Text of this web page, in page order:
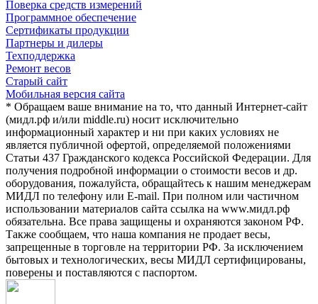
Поверка средств измерений
Программное обеспечение
Сертификаты продукции
Партнеры и дилеры
Техподдержка
Ремонт весов
Старый сайт
Мобильная версия сайта
* Обращаем ваше внимание на то, что данный Интернет-сайт
(мидл.рф и/или middle.ru) носит исключительно
информационный характер и ни при каких условиях не
является публичной офертой, определяемой положениями
Статьи 437 Гражданского кодекса Российской Федерации. Для
получения подробной информации о стоимости весов и др.
оборудования, пожалуйста, обращайтесь к нашим менеджерам
МИДЛ по телефону или E-mail. При полном или частичном
использовании материалов сайта ссылка на www.мидл.рф
обязательна. Все права защищены и охраняются законом РФ.
Также сообщаем, что наша компания не продает весы,
запрещенные в торговле на территории РФ. За исключением
бытовых и технологических, весы МИДЛ сертифицированы,
поверены и поставляются с паспортом.